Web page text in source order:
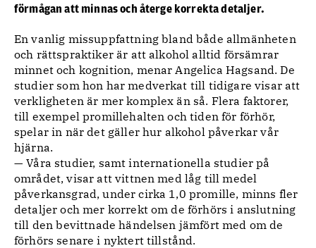
förmågan att minnas och återge korrekta detaljer.
En vanlig missuppfattning bland både allmänheten
och rättspraktiker är att alkohol alltid försämrar
minnet och kognition, menar Angelica Hagsand. De
studier som hon har medverkat till tidigare visar att
verkligheten är mer komplex än så. Flera faktorer,
till exempel promillehalten och tiden för förhör,
spelar in när det gäller hur alkohol påverkar vår
hjärna.
— Våra studier, samt internationella studier på
området, visar att vittnen med låg till medel
påverkansgrad, under cirka 1,0 promille, minns fler
detaljer och mer korrekt om de förhörs i anslutning
till den bevittnade händelsen jämfört med om de
förhörs senare i nyktert tillstånd.